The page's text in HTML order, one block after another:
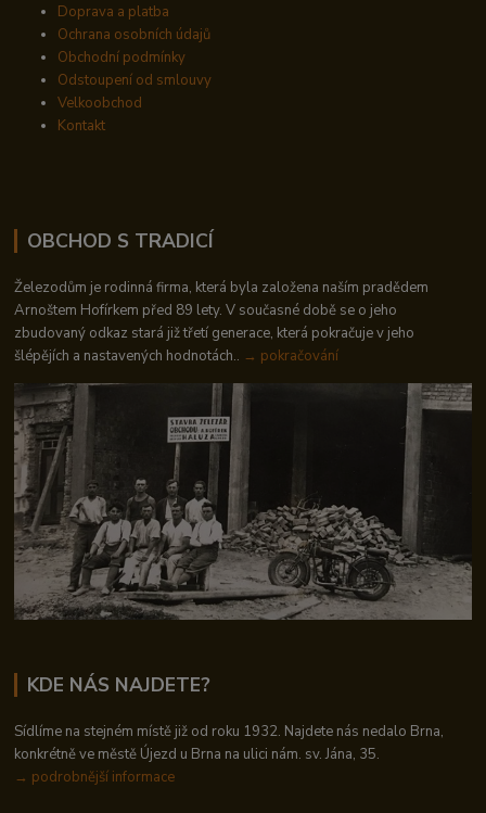
Doprava a platba
Ochrana osobních údajů
Obchodní podmínky
Odstoupení od smlouvy
Velkoobchod
Kontakt
OBCHOD S TRADICÍ
Železodům je rodinná firma, která byla založena naším pradědem
Arnoštem Hofírkem před 89 lety. V současné době se o jeho
zbudovaný odkaz stará již třetí generace, která pokračuje v jeho
šlépějích a nastavených hodnotách.. → pokračování
KDE NÁS NAJDETE?
Sídlíme na stejném místě již od roku 1932. Najdete nás nedalo Brna,
konkrétně ve městě Újezd u Brna na ulici nám. sv. Jána, 35.
→ podrobnější informace